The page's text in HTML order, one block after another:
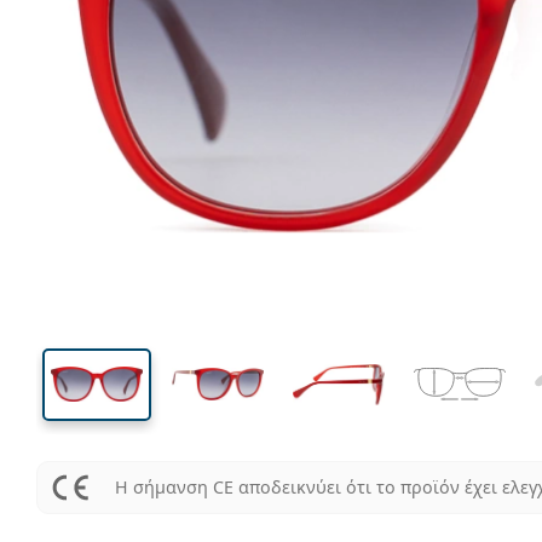
47 mm
Ύψος φακού Μήκος φακού
Μήκος
φακού
Η σήμανση CE αποδεικνύει ότι το προϊόν έχει